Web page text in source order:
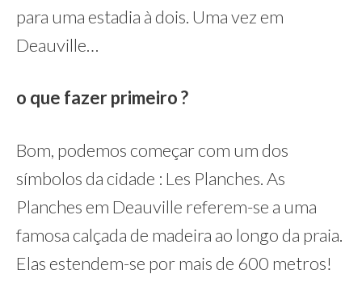
para uma estadia à dois. Uma vez em
Deauville…
o que fazer primeiro ?
Bom, podemos começar com um dos
símbolos da cidade : Les Planches. As
Planches em Deauville referem-se a uma
famosa calçada de madeira ao longo da praia.
Elas estendem-se por mais de 600 metros!